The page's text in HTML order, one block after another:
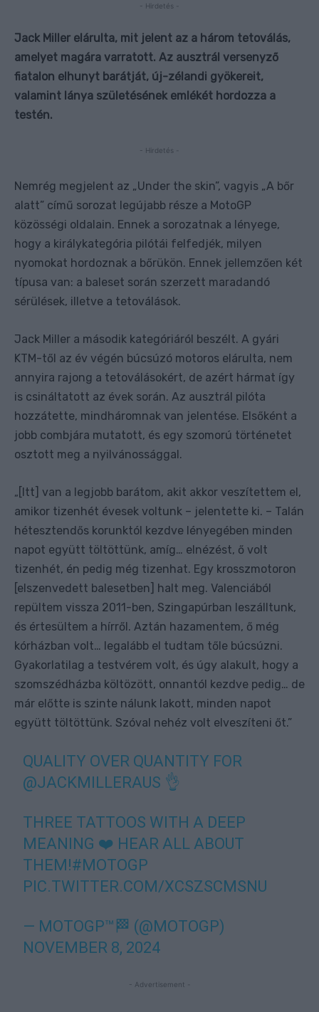
- Hirdetés -
Jack Miller elárulta, mit jelent az a három tetoválás,
amelyet magára varratott. Az ausztrál versenyző
fiatalon elhunyt barátját, új-zélandi gyökereit,
valamint lánya születésének emlékét hordozza a
testén.
- Hirdetés -
Nemrég megjelent az „Under the skin”, vagyis „A bőr
alatt” című sorozat legújabb része a MotoGP
közösségi oldalain. Ennek a sorozatnak a lényege,
hogy a királykategória pilótái felfedjék, milyen
nyomokat hordoznak a bőrükön. Ennek jellemzően két
típusa van: a baleset során szerzett maradandó
sérülések, illetve a tetoválások.
Jack Miller a második kategóriáról beszélt. A gyári
KTM-től az év végén búcsúzó motoros elárulta, nem
annyira rajong a tetoválásokért, de azért hármat így
is csináltatott az évek során. Az ausztrál pilóta
hozzátette, mindháromnak van jelentése. Elsőként a
jobb combjára mutatott, és egy szomorú történetet
osztott meg a nyilvánossággal.
„ [Itt] van a legjobb barátom, akit akkor veszítettem el,
amikor tizenhét évesek voltunk – jelentette ki. – Talán
hétesztendős korunktól kezdve lényegében minden
napot együtt töltöttünk, amíg… elnézést, ő volt
tizenhét, én pedig még tizenhat. Egy krosszmotoron
[elszenvedett balesetben] halt meg. Valenciából
repültem vissza 2011-ben, Szingapúrban leszálltunk,
és értesültem a hírről. Aztán hazamentem, ő még
kórházban volt… legalább el tudtam tőle búcsúzni.
Gyakorlatilag a testvérem volt, és úgy alakult, hogy a
szomszédházba költözött, onnantól kezdve pedig… de
már előtte is szinte nálunk lakott, minden napot
együtt töltöttünk. Szóval nehéz volt elveszíteni őt.”
QUALITY OVER QUANTITY FOR
@JACKMILLERAUS 👌
THREE TATTOOS WITH A DEEP
MEANING ❤️ HEAR ALL ABOUT
THEM!#MOTOGP
PIC.TWITTER.COM/XCSZSCMSNU
— MOTOGP™🏁 (@MOTOGP)
NOVEMBER 8, 2024
- Advertisement -